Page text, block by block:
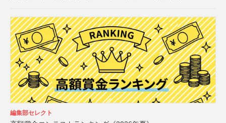
編集部セレクト